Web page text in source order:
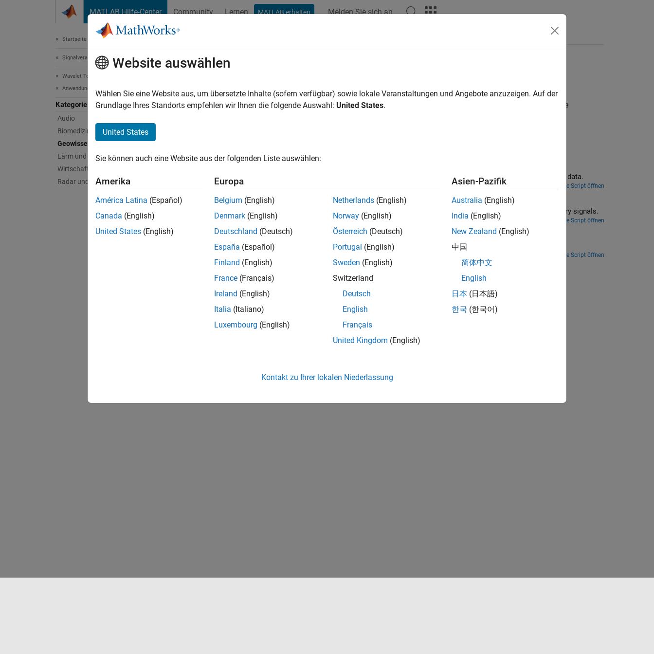
MATLAB Hilfe-Center Community Lernen MATLAB erhalten Melden Sie sich an
Startseite der Dokumentation
Signalverarbeitung
Wavelet Toolbox
Anwendungen
Kategorie
Audio
Biomedizinisch
Geowissenschaften
Lärm und Vibration
Wirtschaft
Radar und Funk
Geowissenschaften
Seismische Aktivität und Wetterdaten
Geschwindigkeitsänderungen abschätzen oder Impulsrauschen in seismischen Signalen entfernen. Kohärente
Compare Time-Frequency Content in Signals with Wavelet Coherence
Learn how to identify time-localized common oscillatory behavior in climate and near-infrared spectroscopy (NIRS) data.
Live Script öffnen
Relative Velocity Changes in Seismic Waves Using Time-Frequency Analysis
Use wavelet coherence and the wavelet cross spectrum to characterize frequency-dependent delays in nonstationary signals.
Live Script öffnen
Seismic Signal Deconvolution and Impulse Denoising Using Pursuit Methods
Use pursuit methods to remove impulsive noise from signals.
Live Script öffnen
How useful was this information?
Website auswählen
Wählen Sie eine Website aus, um übersetzte Inhalte (sofern verfügbar) sowie lokale Veranstaltungen und Angebote anzuzeigen. Auf der
Grundlage Ihres Standorts empfehlen wir Ihnen die folgende Auswahl: United States.
United States
Sie können auch eine Website aus der folgenden Liste auswählen:
Amerika
América Latina (Español)
Canada (English)
United States (English)
Europa
Belgium (English)
Denmark (English)
Deutschland (Deutsch)
España (Español)
Finland (English)
France (Français)
Ireland (English)
Italia (Italiano)
Luxembourg (English)
Netherlands (English)
Norway (English)
Österreich (Deutsch)
Portugal (English)
Sweden (English)
Switzerland
Deutsch
English
Français
United Kingdom (English)
Asien-Pazifik
Australia (English)
India (English)
New Zealand (English)
中国
简体中文
English
日本 (日本語)
한국 (한국어)
Kontakt zu Ihrer lokalen Niederlassung